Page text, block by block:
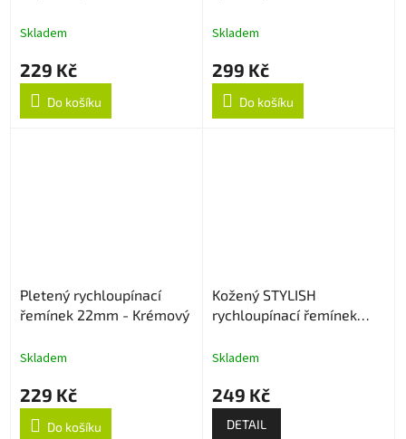
Skladem
229 Kč
Do košíku
Skladem
299 Kč
Do košíku
Pletený rychloupínací
řemínek 22mm - Krémový
Skladem
229 Kč
Do košíku
Kožený STYLISH
rychloupínací řemínek
Skladem
249 Kč
DETAIL